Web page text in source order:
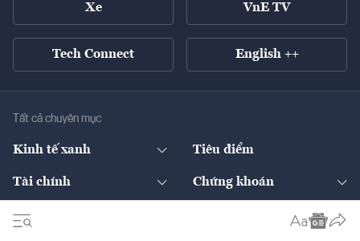
Xe VnE TV
Tech Connect English ++
Tất cả chuyên mục
Kinh tế xanh
Pháp lý
Thương hiệu xanh
Tiêu điểm
Tài chính Chứng khoán
Kinh tế số